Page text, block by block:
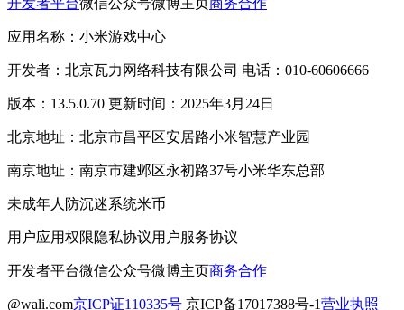
应用名称：小米游戏中心
开发者：北京瓦力网络科技有限公司 电话：010-60606666
版本：13.5.0.70 更新时间：2025年3月24日
北京地址：北京市昌平区安居路小米智慧产业园
南京地址：南京市建邺区永初路37号小米华东总部
未成年人防沉迷系统米币
用户应用权限隐私协议用户服务协议
开发者平台微信公众号微博主页商务合作
@wali.com京ICP证110335号 京ICP备17017388号-1营业执照